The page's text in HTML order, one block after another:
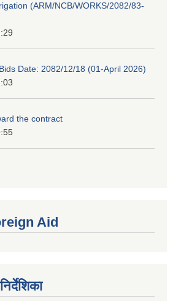
(ARM/NCB/WORKS/2082/83-
Date: 2082/12/18 (01-April 2026)
the contract
Aid